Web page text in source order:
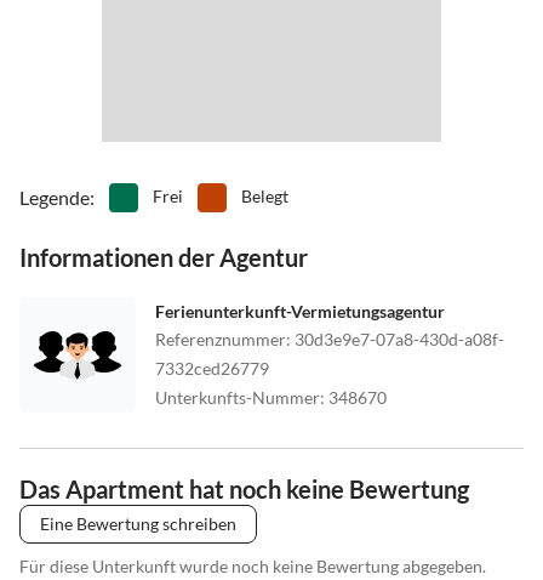
Legende: Frei Belegt
Informationen der Agentur
Ferienunterkunft-Vermietungsagentur
Referenznummer: 30d3e9e7-07a8-430d-a08f-
7332ced26779
Unterkunfts-Nummer: 348670
Das Apartment hat noch keine Bewertung
Eine Bewertung schreiben
Für diese Unterkunft wurde noch keine Bewertung abgegeben.